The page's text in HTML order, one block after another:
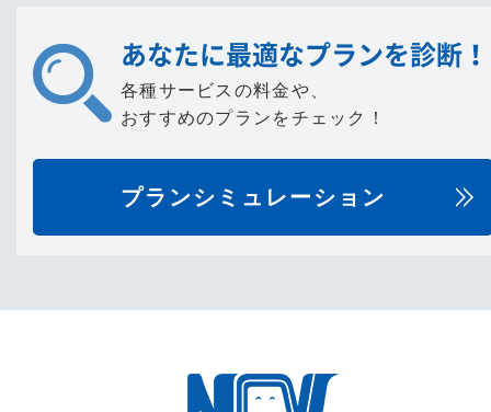
あなたに最適なプランを診断！
各種サービスの料金や、
おすすめのプランをチェック！
プランシミュレーション